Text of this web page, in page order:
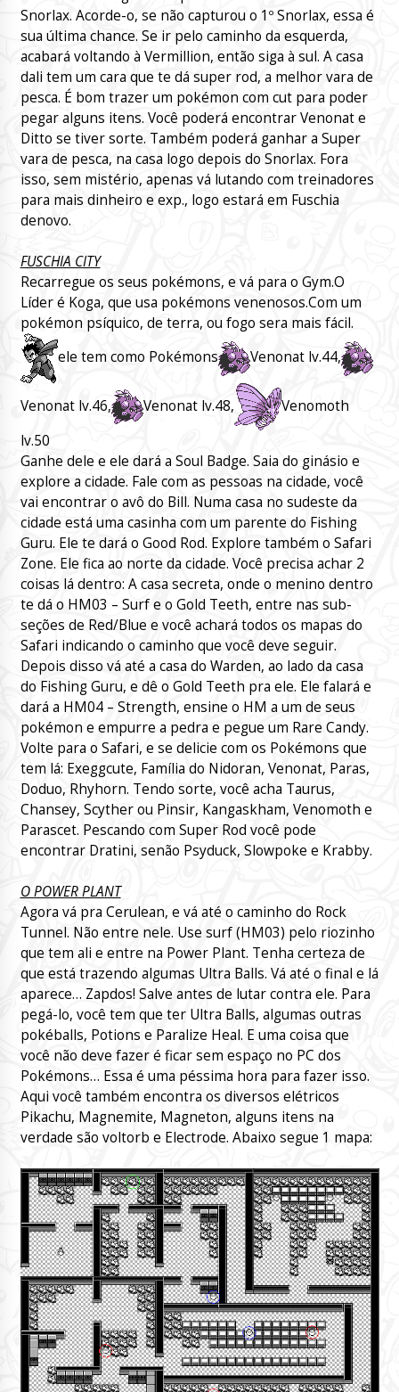
Snorlax. Acorde-o, se não capturou o 1º Snorlax, essa é
sua última chance. Se ir pelo caminho da esquerda,
acabará voltando à Vermillion, então siga à sul. A casa
dali tem um cara que te dá super rod, a melhor vara de
pesca. É bom trazer um pokémon com cut para poder
pegar alguns itens. Você poderá encontrar Venonat e
Ditto se tiver sorte. Também poderá ganhar a Super
vara de pesca, na casa logo depois do Snorlax. Fora
isso, sem mistério, apenas vá lutando com treinadores
para mais dinheiro e exp., logo estará em Fuschia
denovo.
FUSCHIA CITY
Recarregue os seus pokémons, e vá para o Gym.O
Líder é Koga, que usa pokémons venenosos.Com um
pokémon psíquico, de terra, ou fogo sera mais fácil.
ele tem como Pokémons
Venonat lv.44,
Venonat lv.46, Venonat lv.48,
Venomoth
lv.50
Ganhe dele e ele dará a Soul Badge. Saia do ginásio e
explore a cidade. Fale com as pessoas na cidade, você
vai encontrar o avô do Bill. Numa casa no sudeste da
cidade está uma casinha com um parente do Fishing
Guru. Ele te dará o Good Rod. Explore também o Safari
Zone. Ele fica ao norte da cidade. Você precisa achar 2
coisas lá dentro: A casa secreta, onde o menino dentro
te dá o HM03 – Surf e o Gold Teeth, entre nas sub-
seções de Red/Blue e você achará todos os mapas do
Safari indicando o caminho que você deve seguir.
Depois disso vá até a casa do Warden, ao lado da casa
do Fishing Guru, e dê o Gold Teeth pra ele. Ele falará e
dará a HM04 – Strength, ensine o HM a um de seus
pokémon e empurre a pedra e pegue um Rare Candy.
Volte para o Safari, e se delicie com os Pokémons que
tem lá: Exeggcute, Família do Nidoran, Venonat, Paras,
Doduo, Rhyhorn. Tendo sorte, você acha Taurus,
Chansey, Scyther ou Pinsir, Kangaskham, Venomoth e
Parascet. Pescando com Super Rod você pode
encontrar Dratini, senão Psyduck, Slowpoke e Krabby.
O POWER PLANT
Agora vá pra Cerulean, e vá até o caminho do Rock
Tunnel. Não entre nele. Use surf (HM03) pelo riozinho
que tem ali e entre na Power Plant. Tenha certeza de
que está trazendo algumas Ultra Balls. Vá até o final e lá
aparece… Zapdos! Salve antes de lutar contra ele. Para
pegá-lo, você tem que ter Ultra Balls, algumas outras
pokéballs, Potions e Paralize Heal. E uma coisa que
você não deve fazer é ficar sem espaço no PC dos
Pokémons… Essa é uma péssima hora para fazer isso.
Aqui você também encontra os diversos elétricos
Pikachu, Magnemite, Magneton, alguns itens na
verdade são voltorb e Electrode. Abaixo segue 1 mapa: